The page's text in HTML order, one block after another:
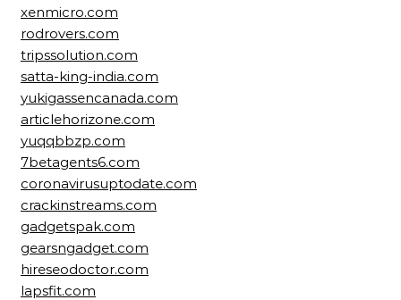
xenmicro.com
rodrovers.com
tripssolution.com
satta-king-india.com
yukigassencanada.com
articlehorizone.com
yuqqbbzp.com
7betagents6.com
coronavirusuptodate.com
crackinstreams.com
gadgetspak.com
gearsngadget.com
hireseodoctor.com
lapsfit.com